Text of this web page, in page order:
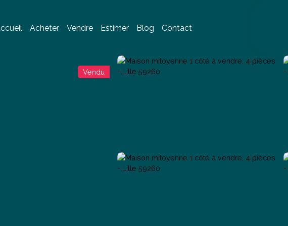
Acheter Vendre Estimer Blog Contact
Vendu